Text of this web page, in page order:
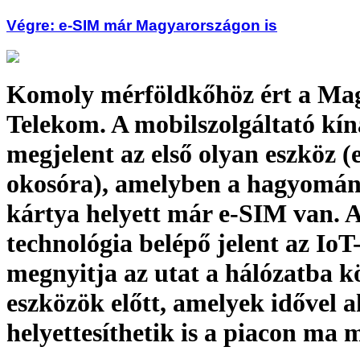
Végre: e-SIM már Magyarországon is
Komoly mérföldkőhöz ért a
Telekom. A mobilszolgáltató
megjelent az első olyan eszköz
okosóra), amelyben a
kártya helyett már e-SIM van.
technológia belépő jelent az
megnyitja az utat a hálózatba
eszközök előtt, amelyek idővel
helyettesíthetik is a piacon ma